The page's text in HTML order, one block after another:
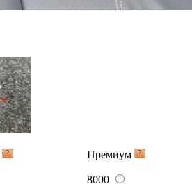
Премиум
8000